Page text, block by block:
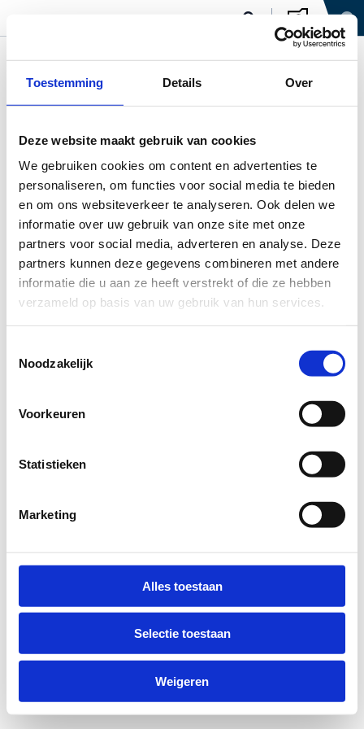
Toestemming Details Over
Deze website maakt gebruik van cookies
We gebruiken cookies om content en advertenties te
personaliseren, om functies voor social media te bieden
en om ons websiteverkeer te analyseren. Ook delen we
informatie over uw gebruik van onze site met onze
partners voor social media, adverteren en analyse. Deze
partners kunnen deze gegevens combineren met andere
informatie die u aan ze heeft verstrekt of die ze hebben
verzameld op basis van uw gebruik van hun services.
Noodzakelijk
Voorkeuren
Statistieken
Marketing
Alles toestaan
Selectie toestaan
Weigeren